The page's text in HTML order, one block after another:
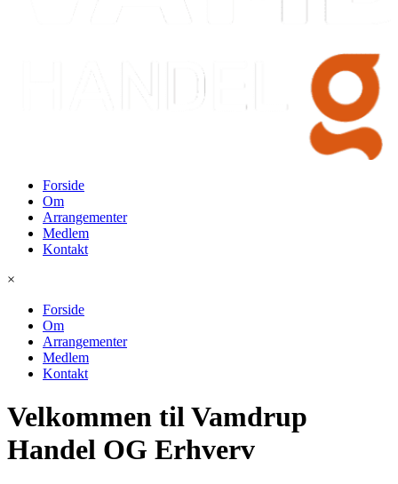
Forside
Om
Arrangementer
Medlem
Kontakt
×
Forside
Om
Arrangementer
Medlem
Kontakt
Velkommen til Vamdrup
Handel OG Erhverv